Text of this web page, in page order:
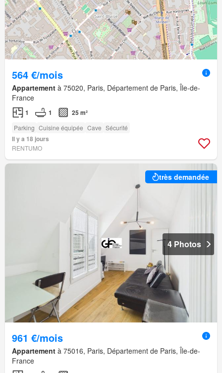
564 €/mois
Appartement à 75020, Paris, Département de Paris, Île-de-
France
1 1 25 m²
Parking Cuisine équipée Cave Sécurité
Il y a 18 jours
RENTUMO
très demandée
4 Photos
961 €/mois
Appartement à 75016, Paris, Département de Paris, Île-de-
France